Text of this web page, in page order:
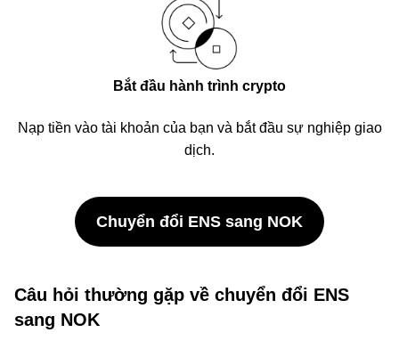
Bắt đầu hành trình crypto
Nạp tiền vào tài khoản của bạn và bắt đầu sự nghiệp giao
dịch.
Chuyển đổi ENS sang NOK
Câu hỏi thường gặp về chuyển đổi ENS
sang NOK